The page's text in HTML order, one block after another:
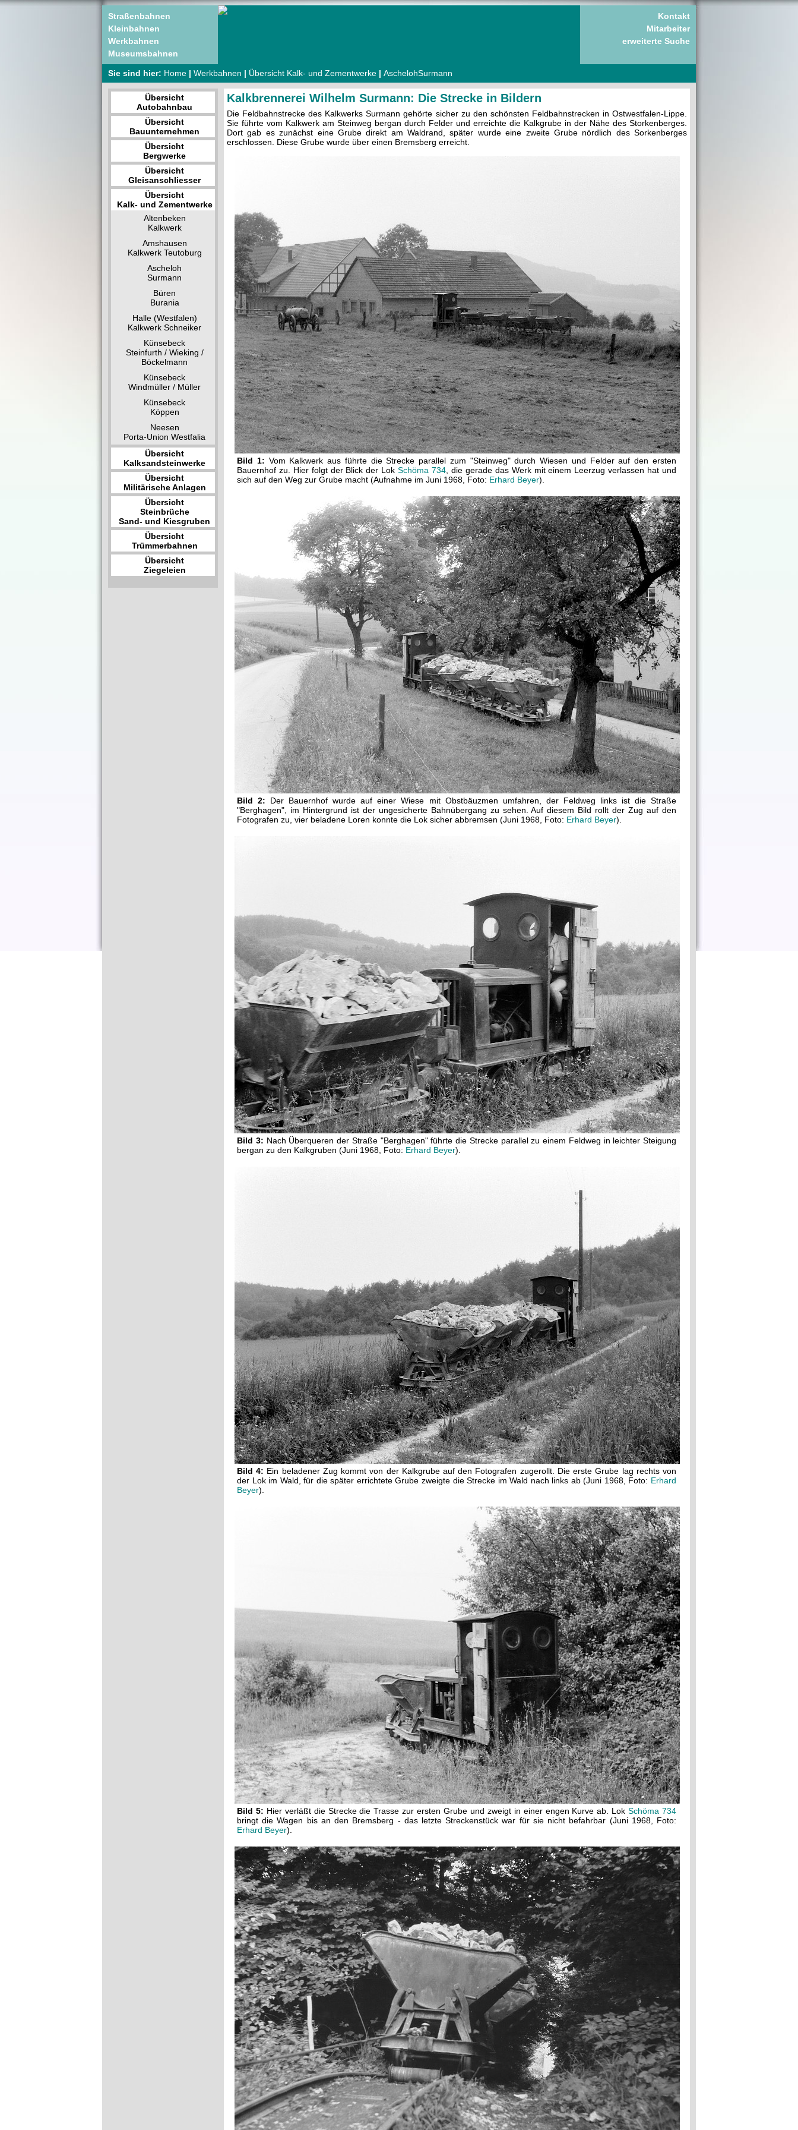
Straßenbahnen
Kleinbahnen
Werkbahnen
Museumsbahnen
Kontakt
Mitarbeiter
erweiterte Suche
Sie sind hier: Home | Werkbahnen | Übersicht Kalk- und Zementwerke | AschelohSurmann
Übersicht
Autobahnbau
Übersicht
Bauunternehmen
Übersicht
Bergwerke
Übersicht
Gleisanschliesser
Übersicht
Kalk- und Zementwerke
Altenbeken
Kalkwerk
Amshausen
Kalkwerk Teutoburg
Ascheloh
Surmann
Büren
Burania
Halle (Westfalen)
Kalkwerk Schneiker
Künsebeck
Steinfurth / Wieking /
Böckelmann
Künsebeck
Windmüller / Müller
Künsebeck
Köppen
Neesen
Porta-Union Westfalia
Übersicht
Kalksandsteinwerke
Übersicht
Militärische Anlagen
Übersicht
Steinbrüche
Sand- und Kiesgruben
Übersicht
Trümmerbahnen
Übersicht
Ziegeleien
Kalkbrennerei Wilhelm Surmann: Die Strecke in Bildern
Die Feldbahnstrecke des Kalkwerks Surmann gehörte sicher zu den schönsten Feldbahnstrecken in Ostwestfalen-Lippe.
Sie führte vom Kalkwerk am Steinweg bergan durch Felder und erreichte die Kalkgrube in der Nähe des Storkenberges.
Dort gab es zunächst eine Grube direkt am Waldrand, später wurde eine zweite Grube nördlich des Sorkenberges
erschlossen. Diese Grube wurde über einen Bremsberg erreicht.
Bild 1: Vom Kalkwerk aus führte die Strecke parallel zum "Steinweg" durch Wiesen und Felder auf den ersten
Bauernhof zu. Hier folgt der Blick der LokSchöma 734 , die gerade das Werk mit einem Leerzug verlassen hat und
sich auf den Weg zur Grube macht (Aufnahme im Juni 1968, Foto: Erhard Beyer).
Bild 2: Der Bauernhof wurde auf einer Wiese mit Obstbäuzmen umfahren, der Feldweg links ist die Straße
"Berghagen", im Hintergrund ist der ungesicherte Bahnübergang zu sehen. Auf diesem Bild rollt der Zug auf den
Fotografen zu, vier beladene Loren konnte die Lok sicher abbremsen (Juni 1968, Foto: Erhard Beyer).
Bild 3: Nach Überqueren der Straße "Berghagen" führte die Strecke parallel zu einem Feldweg in leichter Steigung
bergan zu den Kalkgruben (Juni 1968, Foto: Erhard Beyer).
Bild 4: Ein beladener Zug kommt von der Kalkgrube auf den Fotografen zugerollt. Die erste Grube lag rechts von
der Lok im Wald, für die später errichtete Grube zweigte die Strecke im Wald nach links ab (Juni 1968, Foto: Erhard
Beyer).
Bild 5: Hier verläßt die Strecke die Trasse zur ersten Grube und zweigt in einer engen Kurve ab. LokSchöma 734
bringt die Wagen bis an den Bremsberg - das letzte Streckenstück war für sie nicht befahrbar (Juni 1968, Foto:
Erhard Beyer).